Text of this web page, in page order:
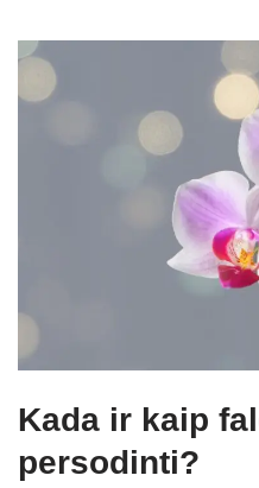
Kada ir kaip
persodinti?